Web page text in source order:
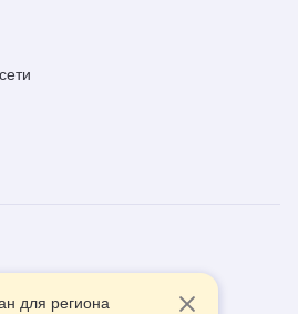
для региона